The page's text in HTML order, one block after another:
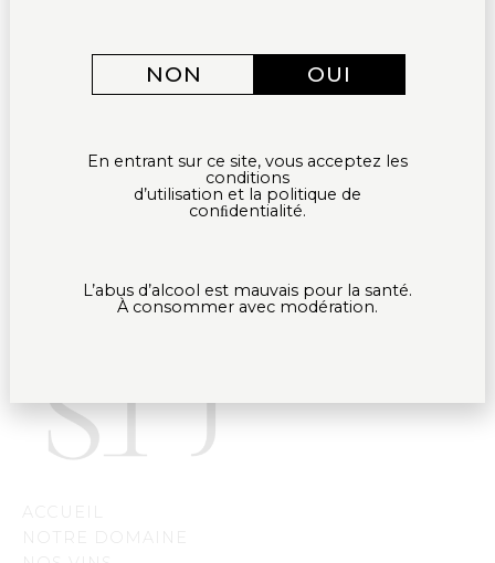
Téléchargez notre dossier de presse
Saisonniers,
n’hésitez pas à nous contacter :
ACCUEIL
NOTRE DOMAINE
NON OUI
En entrant sur ce site, vous acceptez les
conditions
d’utilisation et la politique de
conﬁdentialité.
L’abus d’alcool est mauvais pour la santé.
À consommer avec modération.